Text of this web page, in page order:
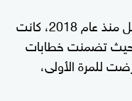
القناة التي أطلقتها أسرة الرئيس الراحل منذ عام 2018، كانت
حيث تضمنت خطابات
للمرة الأولى،